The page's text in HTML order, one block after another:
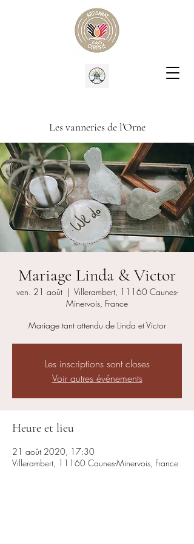
Les vanneries de l'Orne
Mariage Linda & Victor
ven. 21 août
  |
Villerambert, 11160 Caunes-
Minervois, France
Mariage tant attendu de Linda et Victor
Les inscriptions sont closes
Voir autres événements
Heure et lieu
21 août 2020, 17:30
Villerambert, 11160 Caunes-Minervois, France